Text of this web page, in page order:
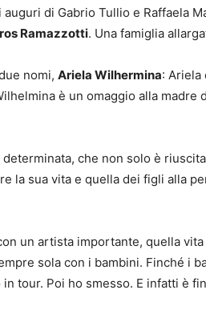
di Gabrio Tullio e Raffaela
Ramazzotti. Una famiglia
nomi, Ariela Wilhermina: Ariela
è un omaggio alla madre
che non solo è
la sua vita e quella dei figli alla
un artista importante, quella
sola con i bambini. Finché i
tour. Poi ho smesso. E infatti è